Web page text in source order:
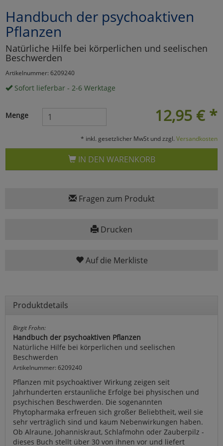
Handbuch der psychoaktiven
Pflanzen
Natürliche Hilfe bei körperlichen und seelischen
Beschwerden
Artikelnummer: 6209240
Sofort lieferbar - 2-6 Werktage
12,95 € *
Menge
* inkl. gesetzlicher MwSt und zzgl. Versandkosten
IN DEN WARENKORB
Fragen zum Produkt
Drucken
Auf die Merkliste
Produktdetails
Birgit Frohn:
Handbuch der psychoaktiven Pflanzen
Natürliche Hilfe bei körperlichen und seelischen
Beschwerden
Artikelnummer: 6209240
Pflanzen mit psychoaktiver Wirkung zeigen seit
Jahrhunderten erstaunliche Erfolge bei physischen und
psychischen Beschwerden. Die sogenannten
Phytopharmaka erfreuen sich großer Beliebtheit, weil sie
sehr verträglich sind und kaum Nebenwirkungen haben.
Ob Alraune, Johanniskraut, Schlafmohn oder Zauberpilz -
dieses Buch stellt über 30 von ihnen vor und liefert
Marketing
Umfragetools
Cookies
Alle Akzeptieren
Einstellungen speichern
zurück